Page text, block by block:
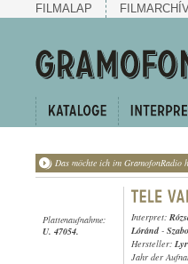
FILMALAP
Das möchte ich im GramofonRadio
Plattenaufnahme:
U. 47054.
Interpret:
Lóránd-
Hersteller:
Jahr der